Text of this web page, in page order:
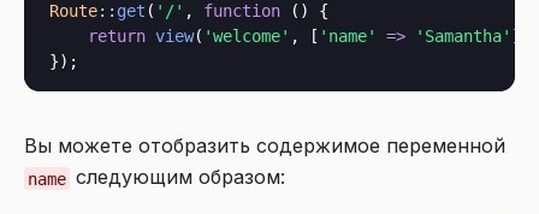
Route:: get ( '/' , function () {
return view( 'welcome' , [ 'name' => 'Samantha' ]);
Вы можете отобразить содержимое переменной
name следующим образом: